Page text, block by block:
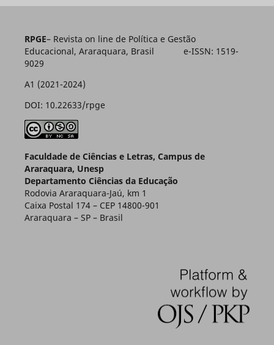
RPGE– Revista on line de Política e Gestão
Educacional, Araraquara, Brasil e-ISSN: 1519-
9029
A1 (2021-2024)
DOI: 10.22633/rpge
Faculdade de Ciências e Letras, Campus de
Araraquara, Unesp
Departamento Ciências da Educação
Rodovia Araraquara-Jaú, km 1
Caixa Postal 174 – CEP 14800-901
Araraquara – SP – Brasil